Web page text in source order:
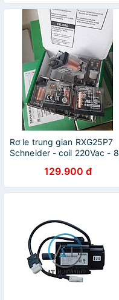
Rơ le trung gian RXG25P7
Schneider - coil 220Vac - 8
129.900 đ